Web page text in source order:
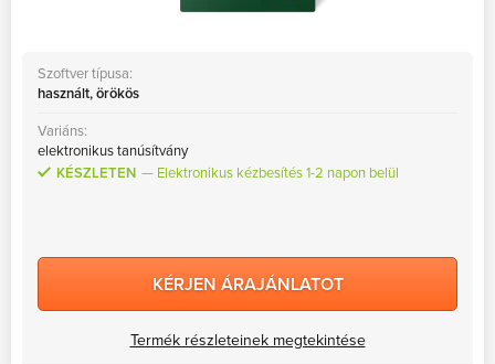
Szoftver típusa:
használt, örökös
Variáns:
elektronikus tanúsítvány
KÉSZLETEN
Elektronikus kézbesítés 1-2 napon belül
KÉRJEN ÁRAJÁNLATOT
Termék részleteinek megtekintése